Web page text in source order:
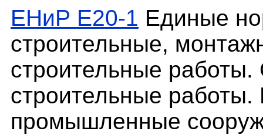
ЕНиР Е20-1 Единые
строительные,
строительные
строительные
промышленные